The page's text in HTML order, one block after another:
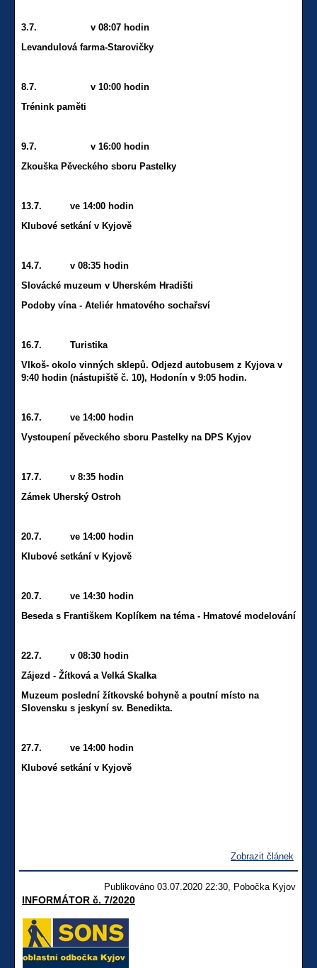
3.7. v 08:07 hodin
Levandulová farma-Starovičky
8.7. v 10:00 hodin
Trénink paměti
9.7. v 16:00 hodin
Zkouška Pěveckého sboru Pastelky
13.7. ve 14:00 hodin
Klubové setkání v Kyjově
14.7. v 08:35 hodin
Slovácké muzeum v Uherském Hradišti
Podoby vína - Ateliér hmatového sochařsví
16.7. Turistika
Vlkoš- okolo vinných sklepů. Odjezd autobusem z Kyjova v
9:40 hodin (nástupiště č. 10), Hodonín v 9:05 hodin.
16.7. ve 14:00 hodin
Vystoupení pěveckého sboru Pastelky na DPS Kyjov
17.7. v 8:35 hodin
Zámek Uherský Ostroh
20.7. ve 14:00 hodin
Klubové setkání v Kyjově
20.7. ve 14:30 hodin
Beseda s Františkem Koplíkem na téma - Hmatové modelování
22.7. v 08:30 hodin
Zájezd - Žítková a Velká Skalka
Muzeum poslední žítkovské bohyně a poutní místo na
Slovensku s jeskyní sv. Benedikta.
27.7. ve 14:00 hodin
Klubové setkání v Kyjově
Zobrazit článek
Publikováno 03.07.2020 22:30, Pobočka Kyjov
INFORMÁTOR č. 7/2020